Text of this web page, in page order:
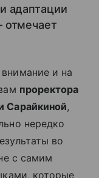
адаптации
отмечает
и на
проректора
Сарайкиной,
нередко
во
с самим
которые